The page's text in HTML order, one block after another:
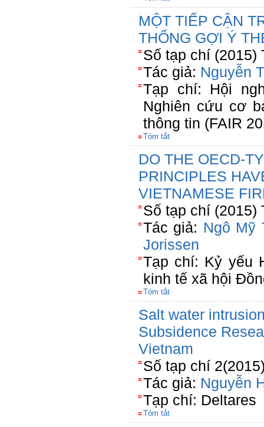
MỘT TIẾP CẬN
THỐNG GỢI Ý
Số tạp chí (2015)
Tác giả: Nguyễn
Tạp chí: Hội
Nghiên cứu cơ
thông tin (FAIR
Tóm tắt
DO THE OECD-
PRINCIPLES
VIETNAMESE
Số tạp chí (2015)
Tác giả: Ngô Mỹ
Jorissen
Tạp chí: Kỷ yếu
kinh tế xã hội
Tóm tắt
Salt water
Subsidence
Vietnam
Số tạp chí
Tác giả: Nguyễn
Tạp chí: Deltares
Tóm tắt